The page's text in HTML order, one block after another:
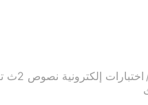
اختبارات إلكترونية نصوص 2ث ترم أول